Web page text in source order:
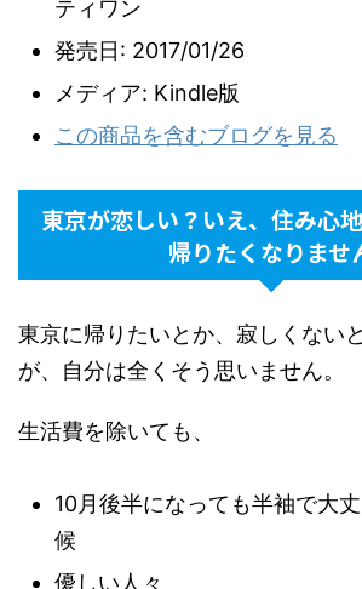
ティワン
発売日: 2017/01/26
メディア: Kindle版
この商品を含むブログを見る
東京が恋しい？いえ、住み心
帰りたくなりませ
東京に帰りたいとか、寂しくない
が、自分は全くそう思いません。
生活費を除いても、
10月後半になっても半袖で大
候
優しい人々